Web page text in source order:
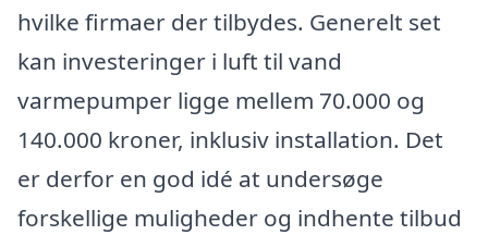
hvilke firmaer der tilbydes. Generelt set
kan investeringer i luft til vand
varmepumper ligge mellem 70.000 og
140.000 kroner, inklusiv installation. Det
er derfor en god idé at undersøge
forskellige muligheder og indhente tilbud